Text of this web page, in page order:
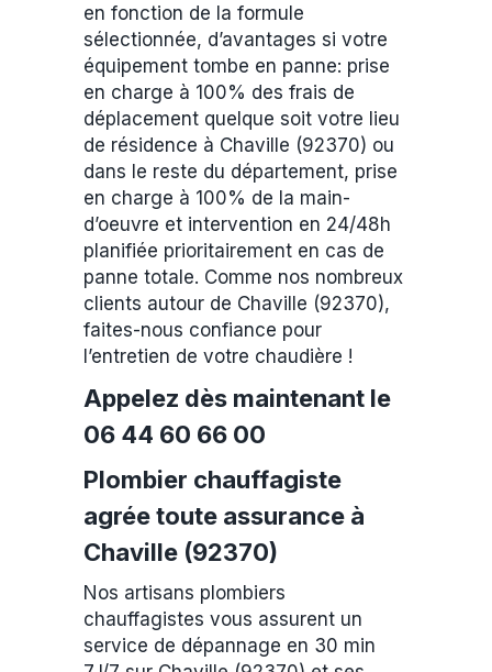
en fonction de la formule
sélectionnée, d’avantages si votre
équipement tombe en panne: prise
en charge à 100% des frais de
déplacement quelque soit votre lieu
de résidence à Chaville (92370) ou
dans le reste du département, prise
en charge à 100% de la main-
d’oeuvre et intervention en 24/48h
planifiée prioritairement en cas de
panne totale. Comme nos nombreux
clients autour de Chaville (92370),
faites-nous confiance pour
l’entretien de votre chaudière !
Appelez dès maintenant le
06 44 60 66 00
Plombier chauffagiste
agrée toute assurance à
Chaville (92370)
Nos artisans plombiers
chauffagistes vous assurent un
service de dépannage en 30 min